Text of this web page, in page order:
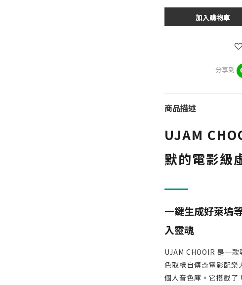
加入購物車
分享到
商品描述
UJAM
默的電影級
一鍵生成好萊塢
入靈魂
UJAM CHOOIR 是一款
色取樣自傳奇電影配樂
個人音色庫。它搭載了